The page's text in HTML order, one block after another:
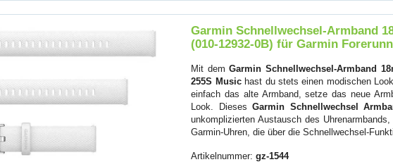
Garmin Schnellwechsel-Armband
(010-12932-0B) für Garmin
Mit demGarmin Schnellwechsel-Armband
255S Musichast du stets einen modischen
einfach das alte Armband, setze das neue
Look. DiesesGarmin Schnellwechsel
unkomplizierten Austausch des
Garmin-Uhren, die über die Schnellwechsel-
Artikelnummer:gz-1544